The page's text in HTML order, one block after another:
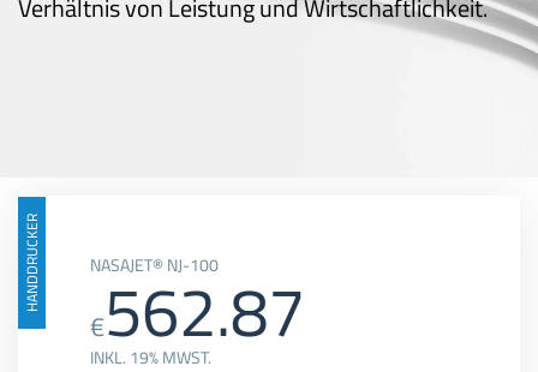
Verhältnis von Leistung und Wirtschaftlichkeit.
NASAJET® NJ-100
€562.87
INKL. 19% MWST.
HANDDRUCKER